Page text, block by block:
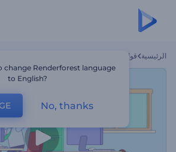
الرئيسية قوالب
change Renderforest language
to English?
No, thanks